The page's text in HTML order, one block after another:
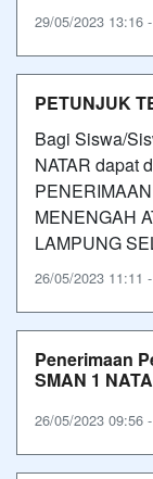
29/05/2023 13:16
PETUNJUK
Bagi Siswa/
NATAR dapat
MENENGAH
LAMPUNG
26/05/2023 11:11
Penerimaan
SMAN 1
26/05/2023 09:56